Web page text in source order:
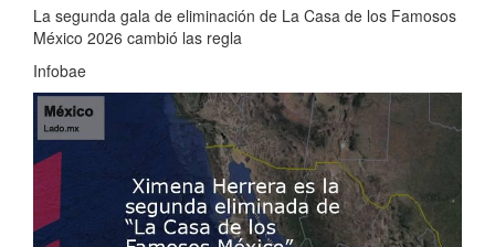
La segunda gala de eliminación de La Casa de los Famosos
México 2026 cambió las regla
Infobae